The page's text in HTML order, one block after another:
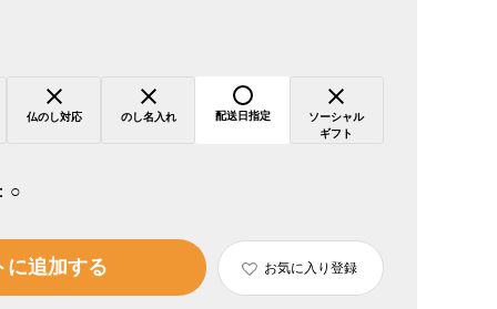
仏のし対応 のし名入れ 配送日指定
ソーシャル
ギフト
○
に追加する お気に入り登録